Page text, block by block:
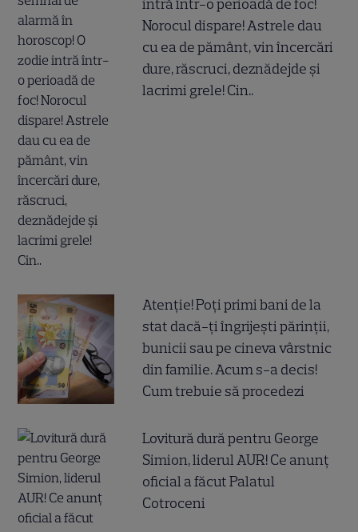
intră într-o perioadă de foc!
Norocul dispare! Astrele dau
cu ea de pământ, vin încercări
dure, răscruci, deznădejde și
lacrimi grele! Cin..
Atenție! Poți primi bani de la
stat dacă-ți îngrijești părinții,
bunicii sau pe cineva vârstnic
din familie. Acum s-a decis!
Cum trebuie să procedezi
Lovitură dură pentru George
Simion, liderul AUR! Ce anunț
oficial a făcut Palatul
Cotroceni